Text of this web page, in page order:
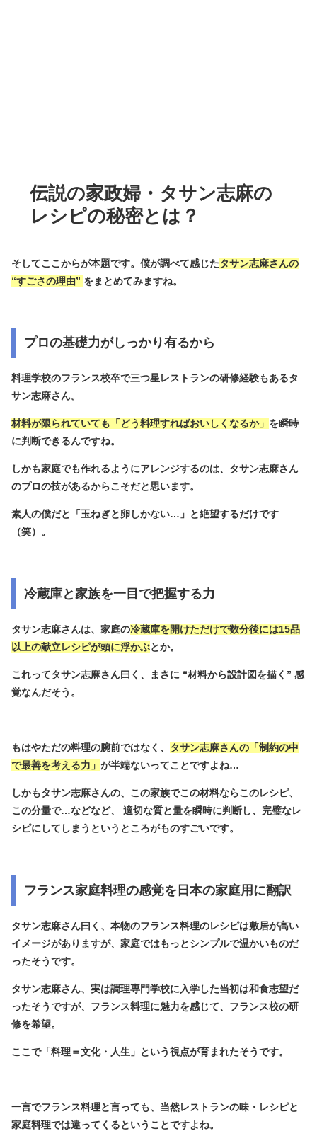
伝説の家政婦・タサン志麻の
レシピの秘密とは？
そしてここからが本題です。僕が調べて感じたタサン志麻さんの
“すごさの理由” をまとめてみますね。
プロの基礎力がしっかり有るから
料理学校のフランス校卒で三つ星レストランの研修経験もあるタ
サン志麻さん。
材料が限られていても「どう料理すればおいしくなるか」 を瞬時
に判断できるんですね。
しかも家庭でも作れるようにアレンジするのは、タサン志麻さん
のプロの技があるからこそだと思います。
素人の僕だと「玉ねぎと卵しかない…」と絶望するだけです
（笑）。
冷蔵庫と家族を一目で把握する力
タサン志麻さんは、家庭の冷蔵庫を開けただけで数分後には15品
以上の献立レシピが頭に浮かぶとか。
これってタサン志麻さん曰く、まさに “材料から設計図を描く ” 感
覚なんだそう。
もはやただの料理の腕前ではなく、 タサン志麻さんの「制約の中
で最善を考える力」 が半端ないってことですよね…
しかもタサン志麻さんの、この家族でこの材料ならこのレシピ、
この分量で…などなど、 適切な質と量を瞬時に判断し、完璧なレ
シピにしてしまうというところがものすごいです。
フランス家庭料理の感覚を日本の家庭用に翻訳
タサン志麻さん曰く、本物のフランス料理のレシピは敷居が高い
イメージがありますが、家庭ではもっとシンプルで温かいものだ
ったそうです。
タサン志麻さん、実は調理専門学校に入学した当初は和食志望だ
ったそうですが、フランス料理に魅力を感じて、フランス校の研
修を希望。
ここで「料理＝文化・人生」という視点が育まれたそうです。
一言でフランス料理と言っても、当然レストランの味・レシピと
家庭料理では違ってくるということですよね。